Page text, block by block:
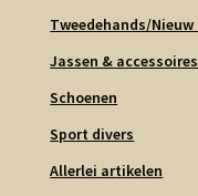
Tweedehands/Nieuw
Jassen & accessoires
Schoenen
Sport divers
Allerlei artikelen